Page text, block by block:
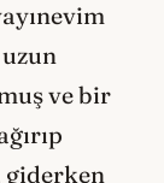
ve bir
giderken